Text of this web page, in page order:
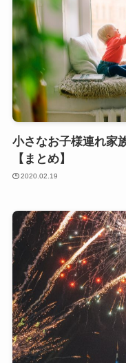
小さなお子様連れ家
【まとめ】
2020.02.19